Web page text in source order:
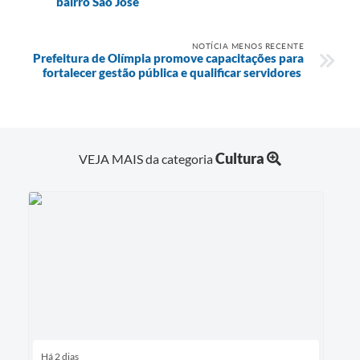
NOTÍCIA MENOS RECENTE
Prefeitura de Olímpia promove capacitações para
fortalecer gestão pública e qualificar servidores
VEJA MAIS da categoriaCultura
Há 2 dias